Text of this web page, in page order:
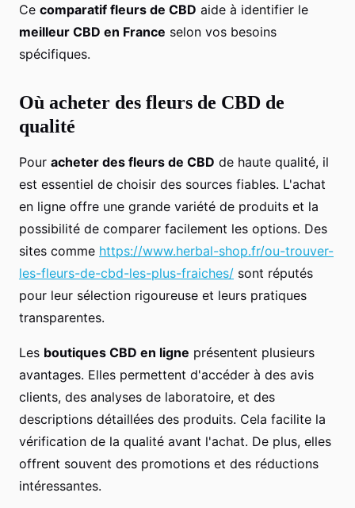
Ce comparatif fleurs de CBD aide à identifier le
meilleur CBD en France selon vos besoins
spécifiques.
Où acheter des fleurs de CBD de
qualité
Pour acheter des fleurs de CBD de haute qualité, il
est essentiel de choisir des sources fiables. L'achat
en ligne offre une grande variété de produits et la
possibilité de comparer facilement les options. Des
sites comme https://www.herbal-shop.fr/ou-trouver-
les-fleurs-de-cbd-les-plus-fraiches/ sont réputés
pour leur sélection rigoureuse et leurs pratiques
transparentes.
Les boutiques CBD en ligne présentent plusieurs
avantages. Elles permettent d'accéder à des avis
clients, des analyses de laboratoire, et des
descriptions détaillées des produits. Cela facilite la
vérification de la qualité avant l'achat. De plus, elles
offrent souvent des promotions et des réductions
intéressantes.